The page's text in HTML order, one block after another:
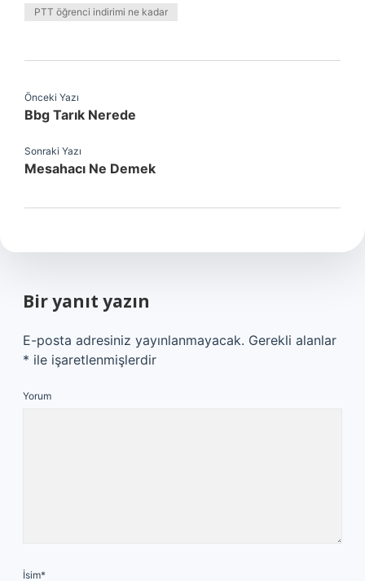
PTT öğrenci indirimi ne kadar
Önceki Yazı
Bbg Tarık Nerede
Sonraki Yazı
Mesahacı Ne Demek
Bir yanıt yazın
E-posta adresiniz yayınlanmayacak. Gerekli alanlar
* ile işaretlenmişlerdir
Yorum
İsim*